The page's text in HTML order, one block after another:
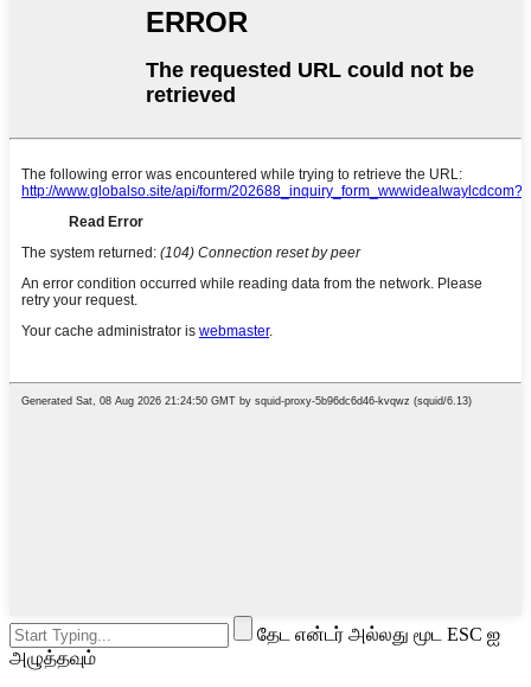
தேட என்டர் அல்லது மூட ESC ஐ
அழுத்தவும்